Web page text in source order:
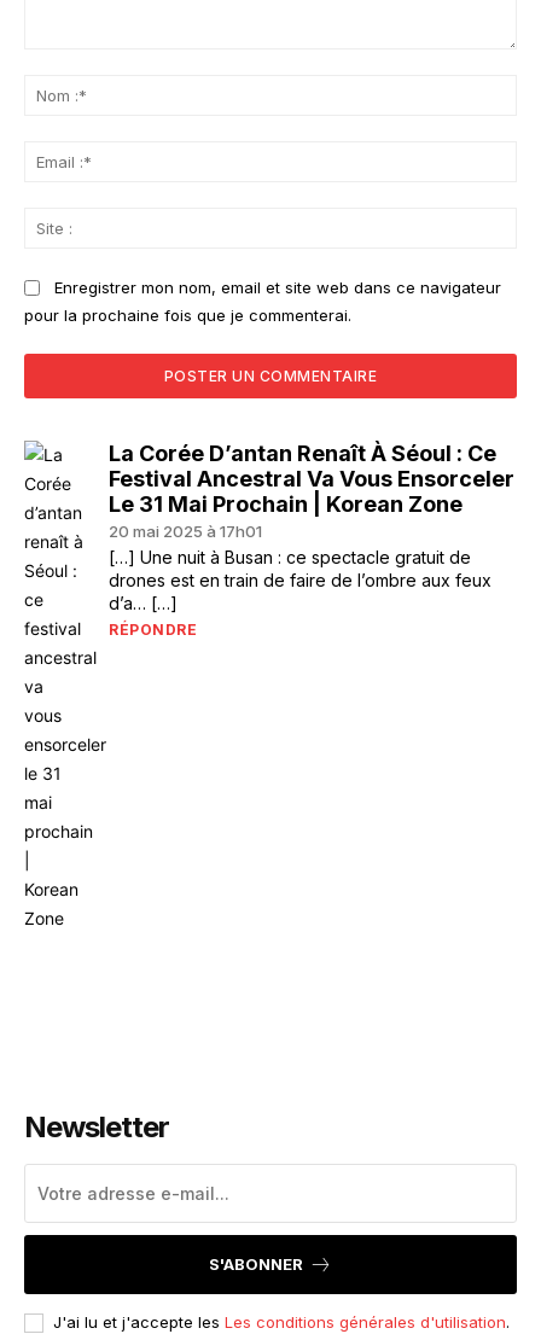
La Corée D’antan Renaît À Séoul : Ce
Festival Ancestral Va Vous Ensorceler
Le 31 Mai Prochain | Korean Zone
20 mai 2025 à 17h01
[…] Une nuit à Busan : ce spectacle gratuit de
drones est en train de faire de l’ombre aux feux
d’a… […]
RÉPONDRE
Enregistrer mon nom, email et site web dans ce navigateur
pour la prochaine fois que je commenterai.
Newsletter
S'ABONNER
J'ai lu et j'accepte les Les conditions générales d'utilisation.